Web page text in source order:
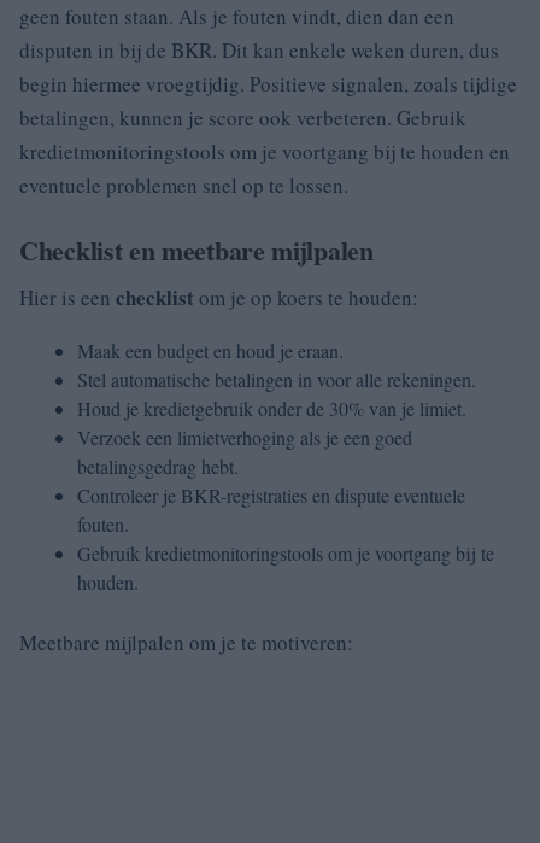
geen fouten staan. Als je fouten vindt, dien dan een
disputen in bij de BKR. Dit kan enkele weken duren, dus
begin hiermee vroegtijdig. Positieve signalen, zoals tijdige
betalingen, kunnen je score ook verbeteren. Gebruik
kredietmonitoringstools om je voortgang bij te houden en
eventuele problemen snel op te lossen.
Checklist en meetbare mijlpalen
Hier is een checklist om je op koers te houden:
Maak een budget en houd je eraan.
Stel automatische betalingen in voor alle rekeningen.
Houd je kredietgebruik onder de 30% van je limiet.
Verzoek een limietverhoging als je een goed
betalingsgedrag hebt.
Controleer je BKR-registraties en dispute eventuele
fouten.
Gebruik kredietmonitoringstools om je voortgang bij te
houden.
Meetbare mijlpalen om je te motiveren: